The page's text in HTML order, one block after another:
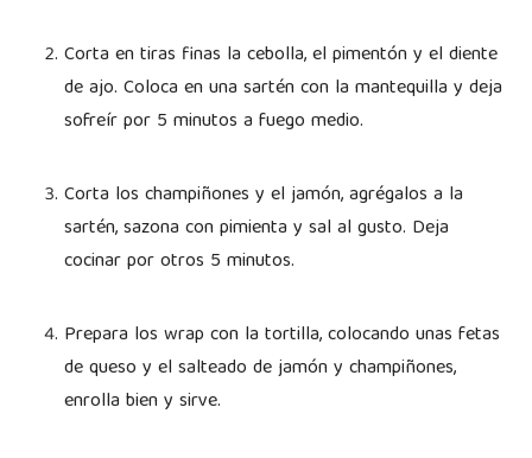
Corta en tiras finas la cebolla, el pimentón y el diente
de ajo. Coloca en una sartén con la mantequilla y deja
sofreír por 5 minutos a fuego medio.
Corta los champiñones y el jamón, agrégalos a la
sartén, sazona con pimienta y sal al gusto. Deja
cocinar por otros 5 minutos.
Prepara los wrap con la tortilla, colocando unas fetas
de queso y el salteado de jamón y champiñones,
enrolla bien y sirve.